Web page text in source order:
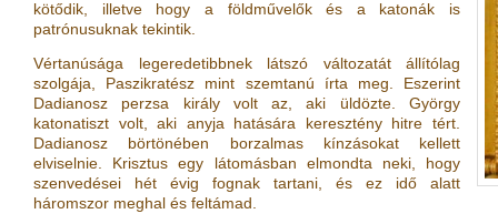
kötődik, illetve hogy a földművelők és a katonák is
patrónusuknak tekintik.
Vértanúsága legeredetibbnek látszó változatát állítólag
szolgája, Paszikratész mint szemtanú írta meg. Eszerint
Dadianosz perzsa király volt az, aki üldözte. György
katonatiszt volt, aki anyja hatására keresztény hitre tért.
Dadianosz börtönében borzalmas kínzásokat kellett
elviselnie. Krisztus egy látomásban elmondta neki, hogy
szenvedései hét évig fognak tartani, és ez idő alatt
háromszor meghal és feltámad.